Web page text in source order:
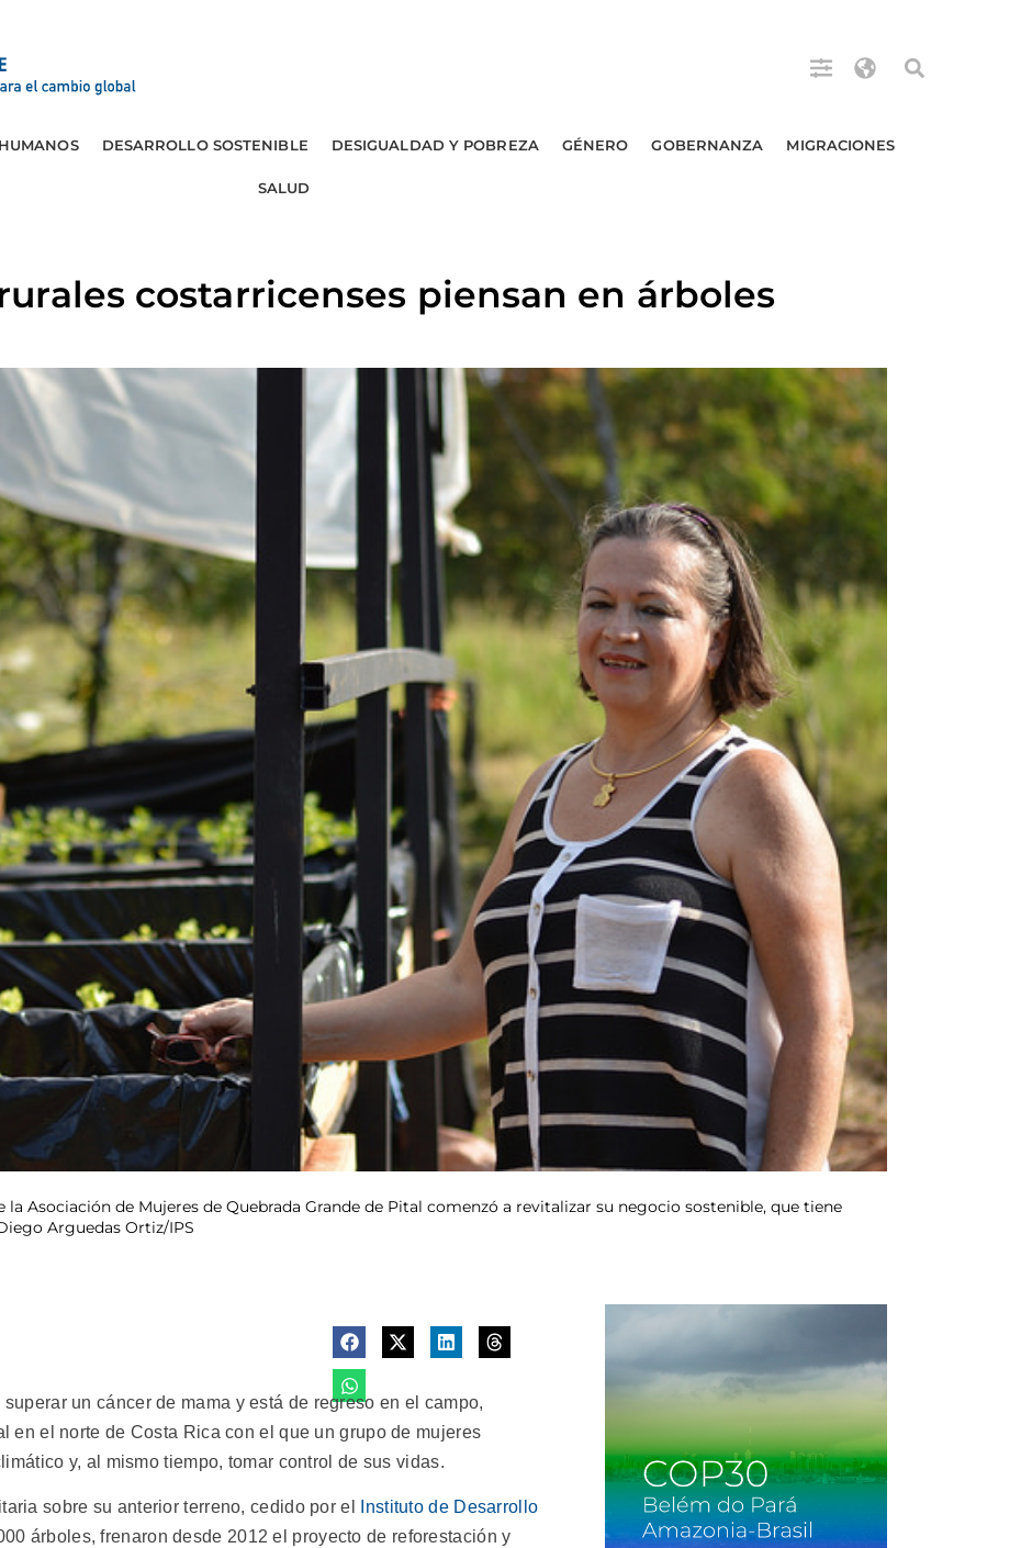
DESARROLLO SOSTENIBLE DESIGUALDAD Y POBREZA GÉNERO GOBERNANZA MIGRACIONES
SALUD
costarricenses piensan en árboles
Asociación de Mujeres de Quebrada Grande de Pital comenzó a revitalizar su negocio sostenible, que tiene
Arguedas Ortiz/IPS
un cáncer de mama y está de regreso en el campo,
en el norte de Costa Rica con el que un grupo de mujeres
y, al mismo tiempo, tomar control de sus vidas.
sobre su anterior terreno, cedido por el
Instituto de Desarrollo
árboles, frenaron desde 2012 el proyecto de reforestación y